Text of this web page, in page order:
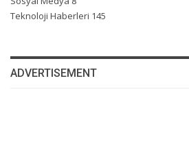
Teknoloji Haberleri 145
ADVERTISEMENT